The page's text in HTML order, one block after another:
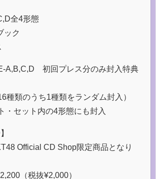
全4形態
ック
A,B,C,D 初回プレス分のみ封入特典
種類のうち1種類をランダム封入）
・セット内の4形態にも封入
】
Official CD Shop限定商品となり
（税抜¥2,000）